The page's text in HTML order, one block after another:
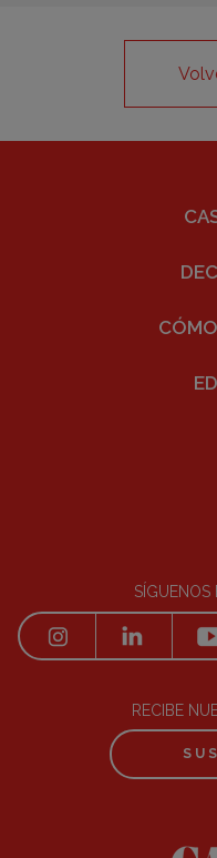
SÍGUENOS
RECIBE